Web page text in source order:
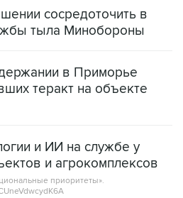
сосредоточить в
тыла Минобороны
в Приморье
теракт на объекте
и ИИ на службе у
и агрокомплексов
приоритеты».